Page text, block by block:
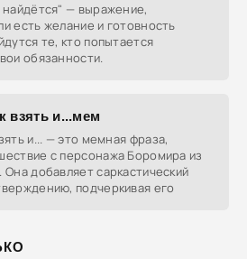
— выражение,
есть желание и готовность
те, кто попытается
обязанности.
взять и...мем
и... — это мемная фраза,
с персонажа Боромира из
добавляет саркастический
подчеркивая его